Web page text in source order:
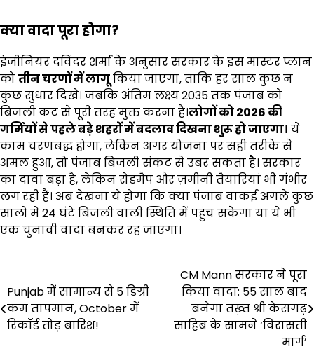
क्या वादा पूरा होगा?
इंजीनियर दविंदर शर्मा के अनुसार सरकार के इस मास्टर प्लान
कोतीन चरणों में लागूकिया जाएगा, ताकि हर साल कुछ न
कुछ सुधार दिखे। जबकि अंतिम लक्ष्य 2035 तक पंजाब को
बिजली कट से पूरी तरह मुक्त करना है।लोगों को 2026 की
गर्मियों से पहले बड़े शहरों में बदलाव दिखना शुरू हो जाएगा। ये
काम चरणबद्ध होगा, लेकिन अगर योजना पर सही तरीके से
अमल हुआ, तो पंजाब बिजली संकट से उबर सकता है। सरकार
का दावा बड़ा है, लेकिन रोडमैप और ज़मीनी तैयारियां भी गंभीर
लग रही हैं। अब देखना ये होगा कि क्या पंजाब वाकई अगले कुछ
सालों में 24 घंटे बिजली वाली स्थिति में पहुंच सकेगा या ये भी
एक चुनावी वादा बनकर रह जाएगा।
navigation
Punjab में सामान्य से 5 डिग्री
कम तापमान, October में
रिकॉर्ड तोड़ बारिश!
CM Mann सरकार ने पूरा
किया वादा: 55 साल बाद
बनेगा तख़्त श्री केसगढ़
साहिब के सामने ‘विरासती
मार्ग’